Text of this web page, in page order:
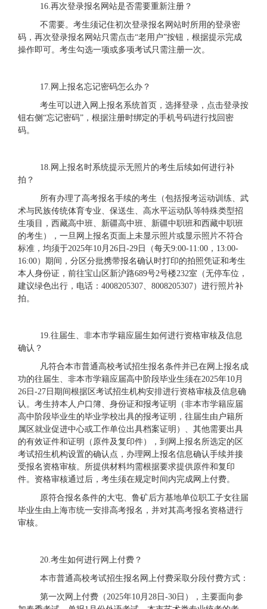
16.再次登录报名网站是否需要重新注册？
不需要。考生须记住初次登录报名网站时所用的登录密
码，再次登录报名网站只需点击“老用户”按钮，根据提示完成
操作即可。考生勾选一项或多项考试只需注册一次。
17.网上报名忘记密码怎么办？
考生可以进入网上报名系统首页，选择登录，点击登录按
钮右侧 “忘记密码”，根据注册时绑定的手机号码进行找回密
码。
18.网上报名时系统提示无照片的考生后续如何进行补
拍？
所有办理了高考报名手续的考生（包括报考运动训练、武
术与民族传统体育专业、保送生、高水平运动队等特殊类型招
生项目，西藏高中班、新疆高中班、新疆中职班和西藏中职班
的考生），一旦网上报名页面上未显示照片或显示照片不符合
标准，均须于2025年10月26日-29日（每天9:00-11:00，13:00-
16:00）期间，分区分批携带报名确认时打印的拍照凭证和考生
本人身份证，前往宝山区新沪路689号2号楼232室（无停车位，
建议绿色出行，电话：4008205307、8008205307）进行照片补
拍。
19.往届生、非本市学籍应届生如何进行资格审核及信息
确认？
凡符合本市普通高校考试招生报名条件并已在网上报名成
功的往届生、非本市学籍应届高中阶段毕业生须在2025年10月
26日-27日期间根据区考试招生机构安排进行资格审核及信息确
认。考生持本人户口簿、身份证和报考证明（非本市学籍应届
高中阶段毕业生的毕业学校出具的报考证明，往届生由户籍所
属区就业促进中心或工作单位出具档案证明）、其他需要出具
的有效证件和证明（原件及复印件），到网上报名所选定的区
考试招生机构设置的确认点，办理网上报名信息确认手续并接
受报名资格审核。所提供材料均需根据要求提供原件和复印
件。资格审核通过后，考生须在规定时间内完成网上付费。
原符合报名条件的大屯、鲁矿后方基地单位职工子女往届
毕业生由上海市统一安排高考报名，并对其高考报名资格进行
审核。
20.考生如何进行网上付费？
本市普通高校考试招生报名网上付费采取分段付费方式：
第一次网上付费（2025年10月28日-30日），主要面向参